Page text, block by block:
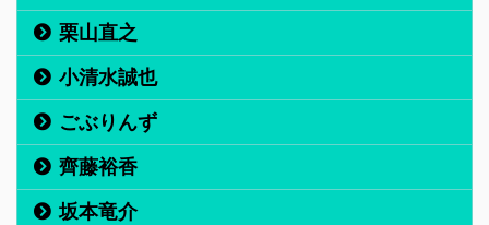
栗山直之
小清水誠也
ごぶりんず
齊藤裕香
坂本竜介